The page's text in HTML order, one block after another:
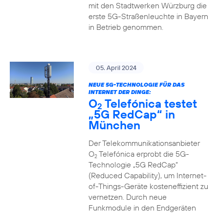
mit den Stadtwerken Würzburg die
erste 5G-Straßenleuchte in Bayern
in Betrieb genommen.
05. April 2024
NEUE 5G-TECHNOLOGIE FÜR DAS
INTERNET DER DINGE:
O2 Telefónica testet
„5G RedCap“ in
München
Der Telekommunikationsanbieter
O2Telefónica erprobt die 5G-
Technologie „5G RedCap“
(Reduced Capability), um Internet-
of-Things-Geräte kosteneffizient zu
vernetzen. Durch neue
Funkmodule in den Endgeräten